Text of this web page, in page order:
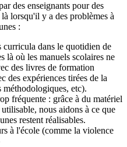
des enseignants pour des
lorsqu'il y a des problèmes à
:
dans le quotidien de
là où les manuels scolaires ne
des livres de formation
des expériences tirées de la
méthodologiques, etc).
fréquente : grâce à du matériel
nous aidons à ce que
restent réalisables.
à l'école (comme la violence